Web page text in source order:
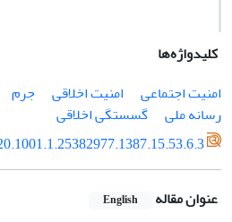
کلیدواژه‌ها
امنیت اجتماعی
امنیت اخلاقی جرم
رسانه ملی
گسستگی اخلاقی
عنوان مقاله English